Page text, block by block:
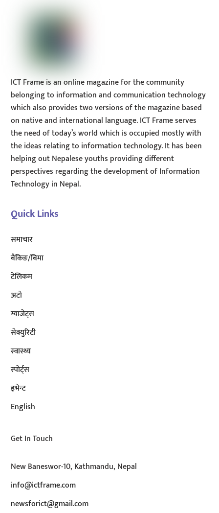
ICT Frame is an online magazine for the community
belonging to information and communication technology
which also provides two versions of the magazine based
on native and international language. ICT Frame serves
the need of today’s world which is occupied mostly with
the ideas relating to information technology. It has been
helping out Nepalese youths providing different
perspectives regarding the development of Information
Technology in Nepal.
Quick Links
समाचार
बैंकिङ/बिमा
टेलिकम
अटाे
ग्याजेट्स
सेक्युरिटी
स्वास्थ्य
स्पोर्ट्स
इभेन्ट
English
Get In Touch
New Baneswor-10, Kathmandu, Nepal
info@ictframe.com
newsforict@gmail.com